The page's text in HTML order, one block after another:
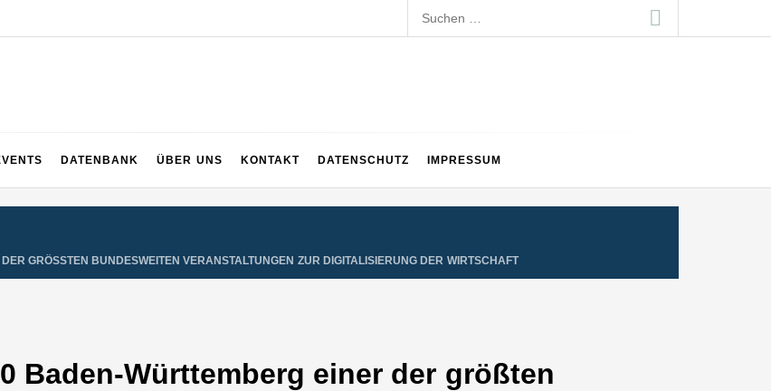
Suchen
nach:
DATENBANK ÜBER UNS KONTAKT DATENSCHUTZ IMPRESSUM
GRÖSSTEN BUNDESWEITEN VERANSTALTUNGEN ZUR DIGITALISIERUNG DER WIRTSCHAFT
Baden-Württemberg einer der größten